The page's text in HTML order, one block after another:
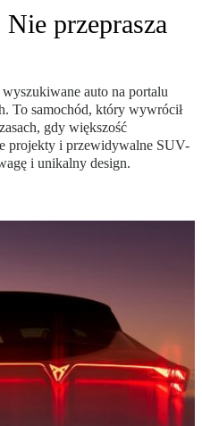
przeprasza
auto na portalu
To samochód, który wywrócił
gdy większość
projekty i przewidywalne SUV-
i unikalny design.